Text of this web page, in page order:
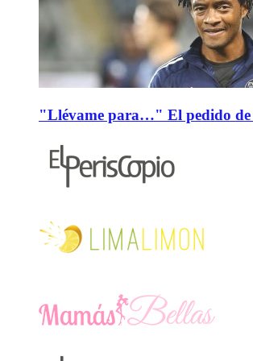
"Llévame para…" El pedido de